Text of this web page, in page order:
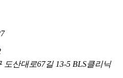
도산대로67길 13-5 BLS클리닉